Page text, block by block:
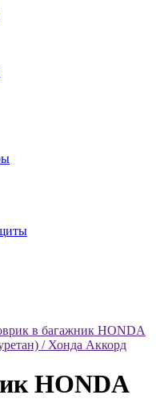
в багажник HONDA
/ Хонда Аккорд
HONDA